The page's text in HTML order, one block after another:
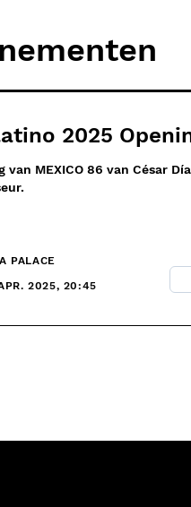
2025
van MEXICO 86 van César
PALACE
2025, 20:45